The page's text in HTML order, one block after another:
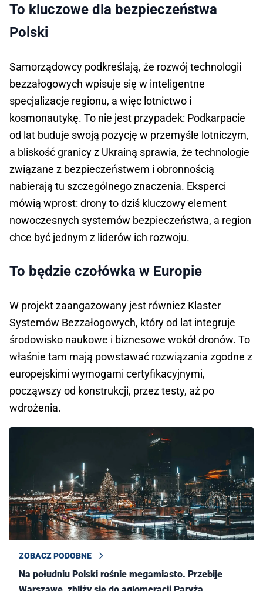
To kluczowe dla bezpieczeństwa
Polski
Samorządowcy podkreślają, że rozwój technologii
bezzałogowych wpisuje się w inteligentne
specjalizacje regionu, a więc lotnictwo i
kosmonautykę. To nie jest przypadek: Podkarpacie
od lat buduje swoją pozycję w przemyśle lotniczym,
a bliskość granicy z Ukrainą sprawia, że technologie
związane z bezpieczeństwem i obronnością
nabierają tu szczególnego znaczenia. Eksperci
mówią wprost: drony to dziś kluczowy element
nowoczesnych systemów bezpieczeństwa, a region
chce być jednym z liderów ich rozwoju.
To będzie czołówka w Europie
W projekt zaangażowany jest również Klaster
Systemów Bezzałogowych, który od lat integruje
środowisko naukowe i biznesowe wokół dronów. To
właśnie tam mają powstawać rozwiązania zgodne z
europejskimi wymogami certyfikacyjnymi,
począwszy od konstrukcji, przez testy, aż po
wdrożenia.
ZOBACZ PODOBNE
Na południu Polski rośnie megamiasto. Przebije